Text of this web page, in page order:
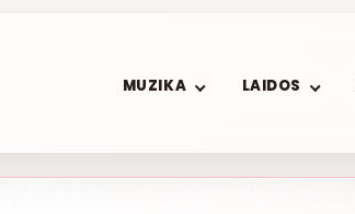
MUZIKA LAIDOS